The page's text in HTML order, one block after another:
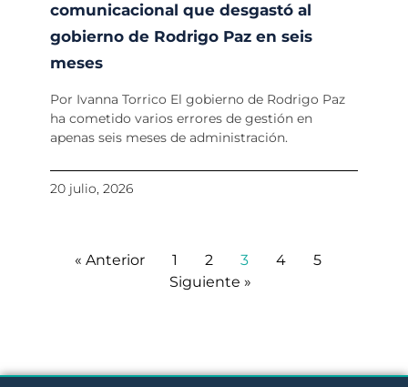
comunicacional que desgastó al
gobierno de Rodrigo Paz en seis
meses
Por Ivanna Torrico El gobierno de Rodrigo Paz
ha cometido varios errores de gestión en
apenas seis meses de administración.
20 julio, 2026
« Anterior 1 2 3 4
5
Siguiente »